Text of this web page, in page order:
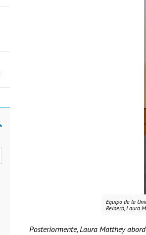
Equipo de la
Reinero, Laura
Posteriormente, Laura Matthey